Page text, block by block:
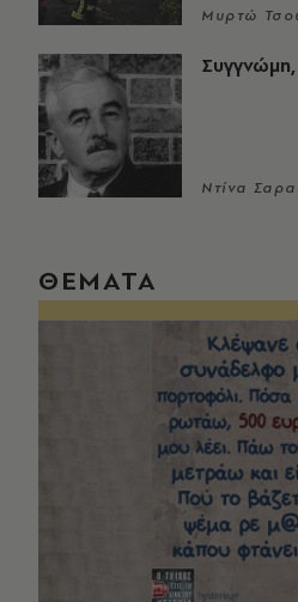
Μυρτώ
Ντίνα
ΘΕΜΑΤΑ